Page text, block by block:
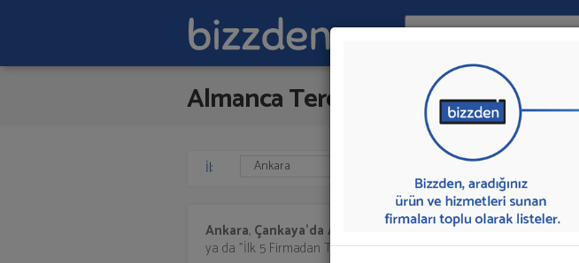
Ara:
Almanca Tercüme
İl:
Ankara, Çankaya'da Almanca Tercümesunan firmalar aşağıda
ya da "İlk 5 Firmadan Teklif İste" kısmından toplu olarak teklif